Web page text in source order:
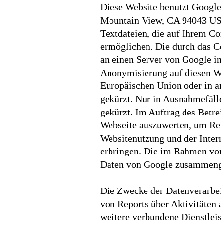
Diese Website benutzt
Mountain View, CA 94043
Textdateien, die auf Ihrem
ermöglichen. Die durch das
an einen Server von Google
Anonymisierung auf diesen
Europäischen Union oder in
gekürzt. Nur in
gekürzt. Im Auftrag des
Webseite auszuwerten, um
Websitenutzung und der
erbringen. Die im Rahmen
Daten von Google
Die Zwecke der
von Reports über Aktivitäten
weitere verbundene